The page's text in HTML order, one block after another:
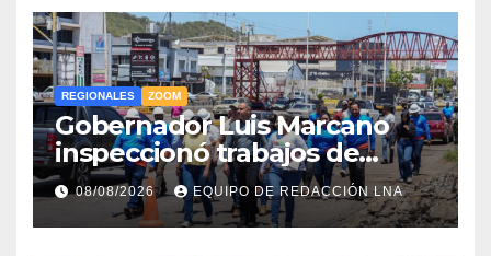
REGIONALES ZOOM
Gobernador Luis Marcano
inspeccionó trabajos de
rehabilitación en al Av.
Intercomunal
08/08/2026 EQUIPO DE REDACCIÓN LNA